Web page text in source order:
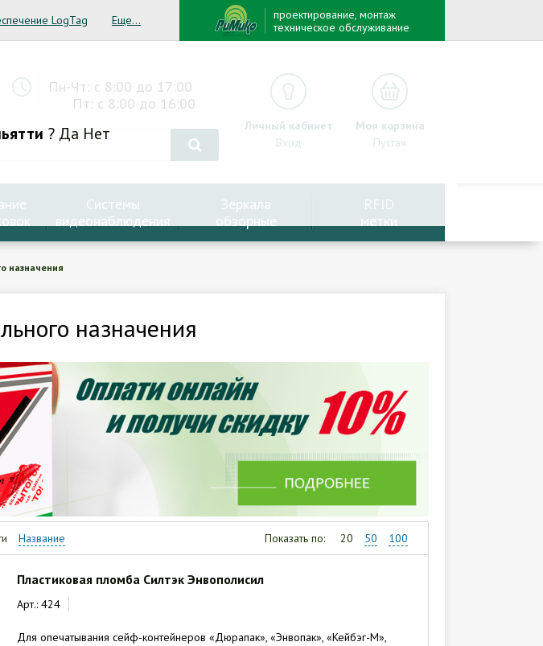
LogTag Еще...
проектирование, монтаж
техническое обслуживание
? Да Нет
Пн-Чт: с 8:00 до 17:00
Пт: с 8:00 до 16:00
Личный кабинет
Вход
Моя корзина
Пустая
Системы
видеонаблюдения
Зеркала
обзорные
RFID
метки
назначения
назначения
Название Показать по: 20 50 100
Пластиковая пломба Силтэк Энвополисил
Арт.: 424
Для опечатывания сейф-контейнеров «Дюрапак», «Энвопак», «Кейбэг-М»,